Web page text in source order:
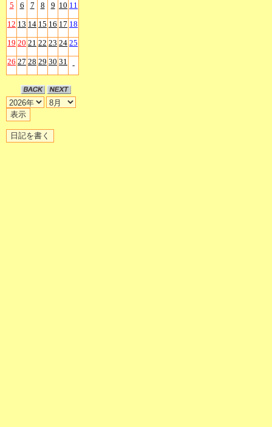
5 6 7 8 9 10 11
12 13 14 15 16 17 18
19 20 21 22 23 24 25
26 27 28 29 30 31 -